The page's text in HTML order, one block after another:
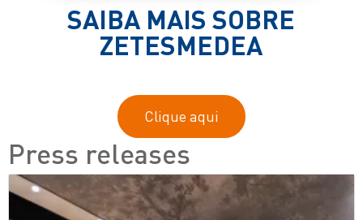
SAIBA MAIS SOBRE
ZETESMEDEA
Clique aqui
Press releases